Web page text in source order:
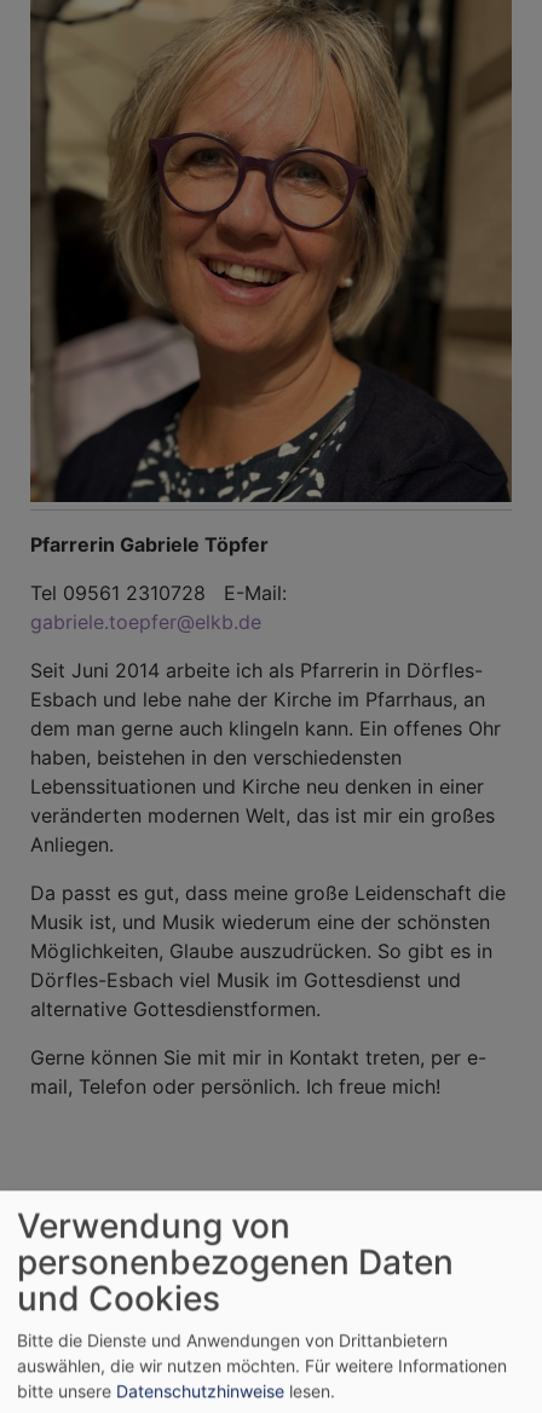
Pfarrerin Gabriele Töpfer
Tel 09561 2310728 E-Mail:
gabriele.toepfer@elkb.de
Seit Juni 2014 arbeite ich als Pfarrerin in Dörfles-
Esbach und lebe nahe der Kirche im Pfarrhaus, an
dem man gerne auch klingeln kann. Ein offenes Ohr
haben, beistehen in den verschiedensten
Lebenssituationen und Kirche neu denken in einer
veränderten modernen Welt, das ist mir ein großes
Anliegen.
Da passt es gut, dass meine große Leidenschaft die
Musik ist, und Musik wiederum eine der schönsten
Möglichkeiten, Glaube auszudrücken. So gibt es in
Dörfles-Esbach viel Musik im Gottesdienst und
alternative Gottesdienstformen.
Gerne können Sie mit mir in Kontakt treten, per e-
mail, Telefon oder persönlich. Ich freue mich!
Verwendung von
personenbezogenen Daten
und Cookies
Bitte die Dienste und Anwendungen von Drittanbietern
auswählen, die wir nutzen möchten. Für weitere Informationen
bitte unsere Datenschutzhinweise lesen.